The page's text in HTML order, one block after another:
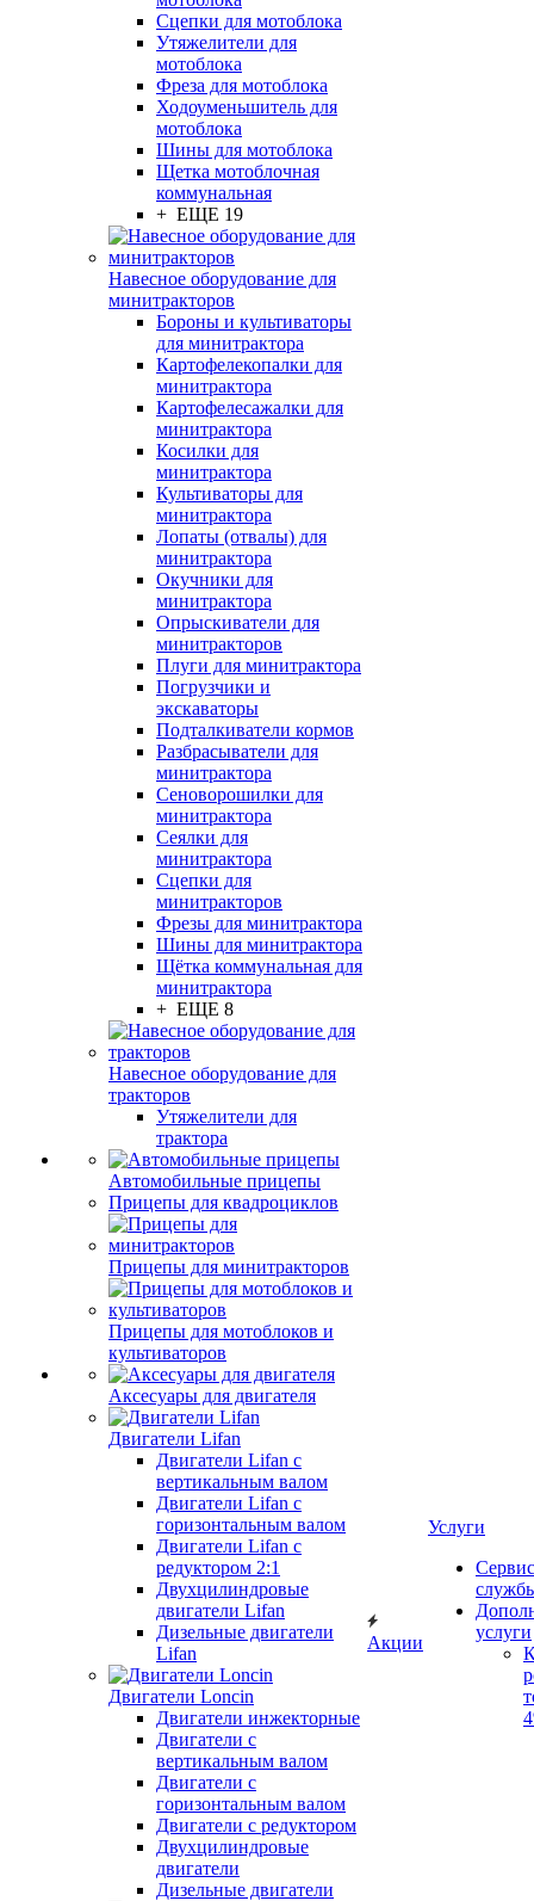
Сцепки для мотоблока
Утяжелители для
мотоблока
Фреза для мотоблока
Ходоуменьшитель для
мотоблока
Шины для мотоблока
Щетка мотоблочная
коммунальная
+ ЕЩЕ 19
Навесное оборудование для
минитракторов
Бороны и культиваторы
для минитрактора
Картофелекопалки для
минитрактора
Картофелесажалки для
минитрактора
Косилки для
минитрактора
Культиваторы для
минитрактора
Лопаты (отвалы) для
минитрактора
Окучники для
минитрактора
Опрыскиватели для
минитракторов
Плуги для минитрактора
Погрузчики и
экскаваторы
Подталкиватели кормов
Разбрасыватели для
минитрактора
Сеноворошилки для
минитрактора
Сеялки для
минитрактора
Сцепки для
минитракторов
Фрезы для минитрактора
Шины для минитрактора
Щётка коммунальная для
минитрактора
+ ЕЩЕ 8
Навесное оборудование для
тракторов
Утяжелители для
трактора
Автомобильные прицепы
Прицепы для квадроциклов
Прицепы для минитракторов
Прицепы для мотоблоков и
культиваторов
Аксесуары для двигателя
Двигатели Lifan
Двигатели Lifan с
вертикальным валом
Двигатели Lifan с
горизонтальным валом
Двигатели Lifan с
редуктором 2:1
Двухцилиндровые
двигатели Lifan
Дизельные двигатели
Lifan
Двигатели Loncin
Двигатели инжекторные
Двигатели с
вертикальным валом
Двигатели с
горизонтальным валом
Двигатели с редуктором
Двухцилиндровые
двигатели
Дизельные двигатели
Акции
Услуги
услуги